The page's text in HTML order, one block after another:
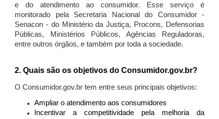
e do atendimento ao consumidor. Esse serviço é
monitorado pela Secretaria Nacional do Consumidor -
Senacon - do Ministério da Justiça, Procons, Defensorias
Públicas, Ministérios Públicos, Agências Reguladoras,
entre outros órgãos, e também por toda a sociedade.
2. Quais são os objetivos do Consumidor.gov.br?
O Consumidor.gov.br tem entre seus principais objetivos:
Ampliar o atendimento aos consumidores
Incentivar a competitividade pela melhoria da